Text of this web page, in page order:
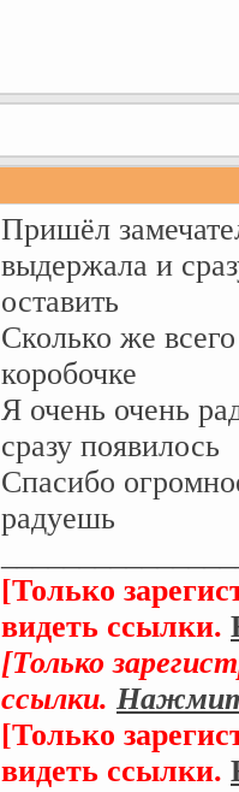
Пришёл
выдержала и
оставить
Сколько же
коробочке
Я очень очень
сразу появилось
Спасибо
радуешь
[Только
видеть ссылки.
[Только
ссылки.
[Только
видеть ссылки.